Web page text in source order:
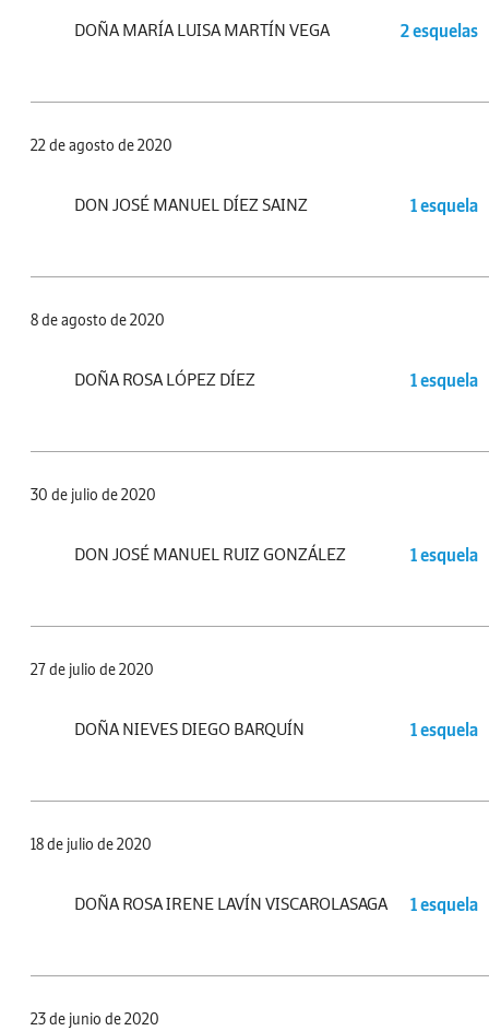
DOÑA MARÍA LUISA MARTÍN VEGA 2 esquelas
22 de agosto de 2020
DON JOSÉ MANUEL DÍEZ SAINZ 1 esquela
8 de agosto de 2020
DOÑA ROSA LÓPEZ DÍEZ 1 esquela
30 de julio de 2020
DON JOSÉ MANUEL RUIZ GONZÁLEZ 1 esquela
27 de julio de 2020
DOÑA NIEVES DIEGO BARQUÍN 1 esquela
18 de julio de 2020
DOÑA ROSA IRENE LAVÍN VISCAROLASAGA 1 esquela
23 de junio de 2020